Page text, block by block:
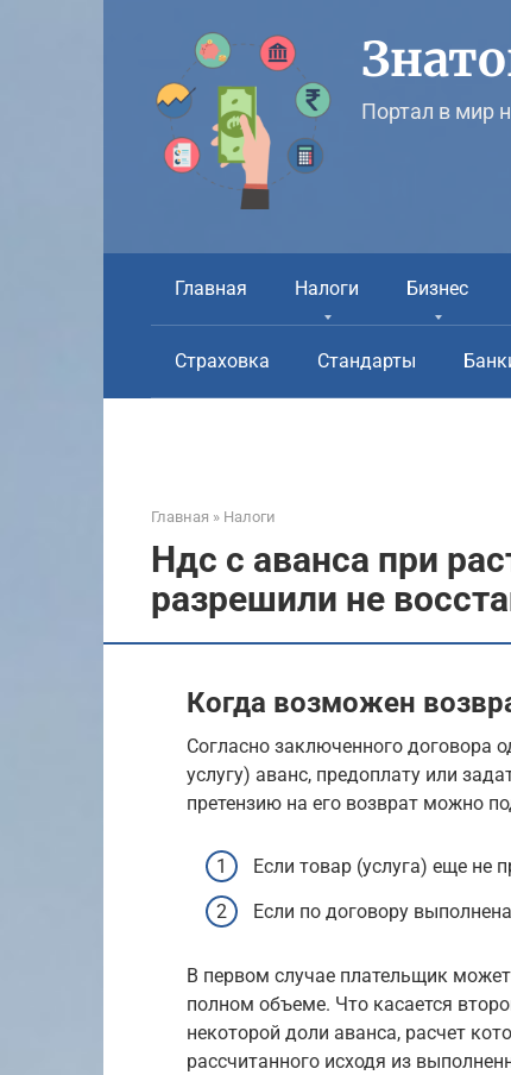
Портал в мир
Главная Налоги Бизнес
Страховка Стандарты
Главная » Налоги
Ндс с аванса при
разрешили не
Когда возможен
Согласно заключенного договора
услугу) аванс, предоплату или
претензию на его возврат можно
Если товар (услуга) еще не
Если по договору
В первом случае плательщик
полном объеме. Что касается
некоторой доли аванса, расчет
рассчитанного исходя из